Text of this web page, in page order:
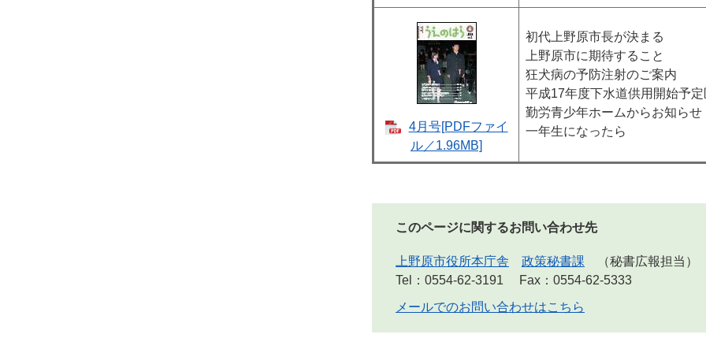
4月号[PDFファイ
ル／1.96MB]
初代上野原市長が決まる
上野原市に期待すること
狂犬病の予防注射のご案内
平成17年度下水道供用開始予
勤労青少年ホームからお知らせ
一年生になったら
このページに関するお問い合わせ先
上野原市役所本庁舎 政策秘書課
秘書広報担当
Tel：0554-62-3191
Fax：0554-62-5333
メールでのお問い合わせはこちら